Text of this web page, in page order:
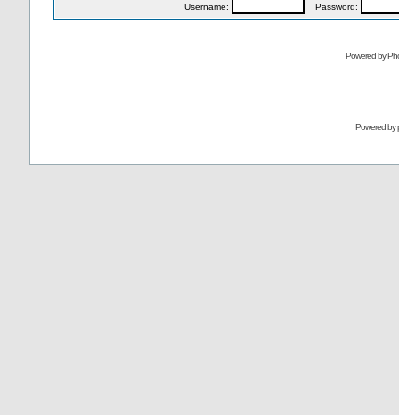
Username: Password:
Powered by
Powered by